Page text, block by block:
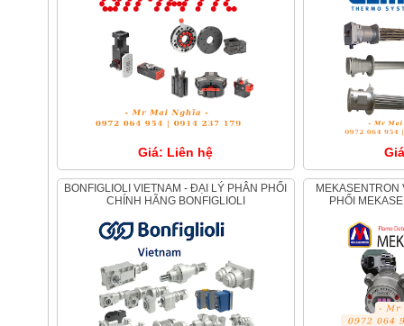
Giá: Liên hệ
BONFIGLIOLI VIETNAM - ĐẠI LÝ PHÂN PHỐI
CHÍNH HÃNG BONFIGLIOLI
MEKASENTRON VIỆT NAM , ĐẠI LÝ PHÂN
PHỐI